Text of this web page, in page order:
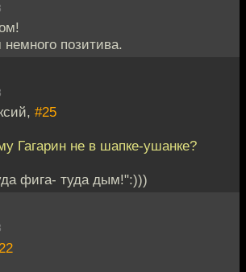
позитива.
#25
Гагарин не в шапке-ушанке?
фига- туда дым!":)))